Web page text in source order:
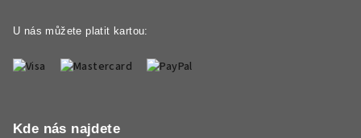
U nás můžete platit kartou:
Kde nás najdete